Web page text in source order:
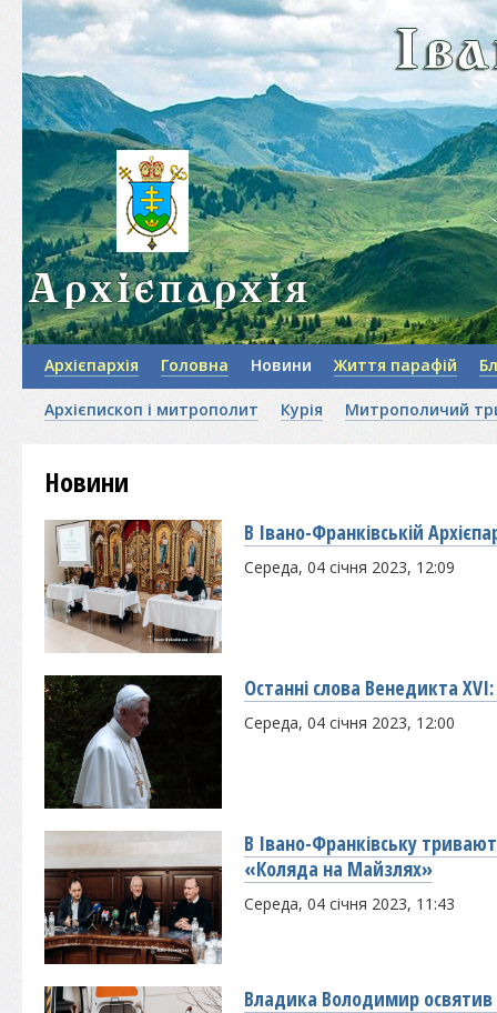
Архієпархія Головна Новини Життя парафій
Архієпископ і митрополит Курія Митрополичий
Новини
В Івано-Франківській
Середа, 04 січня 2023, 12:09
Останні слова Венедикта
Середа, 04 січня 2023, 12:00
В Івано-Франківську
«Коляда на Майзлях»
Середа, 04 січня 2023, 11:43
Владика Володимир